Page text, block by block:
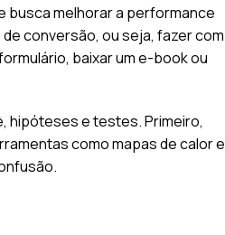
busca melhorar a performance
conversão, ou seja, fazer com
baixar um e-book ou
hipóteses e testes. Primeiro,
como mapas de calor e